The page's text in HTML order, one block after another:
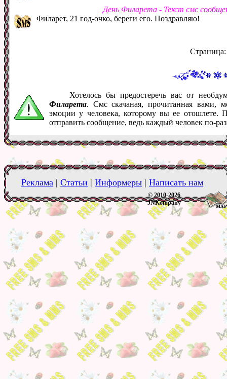
День Филарета - Текст смс
Филарет, 21 год-очко, береги его. Поздравляю!
Хотелось бы предостеречь вас от
Филарета. Смс скачаная, прочитанная вами,
эмоции у человека, которому вы ее отошлете.
отправить сообщение, ведь каждый человек по-
Реклама | Статьи | Информеры | Написать нам
© 2010-2026
JNKompany